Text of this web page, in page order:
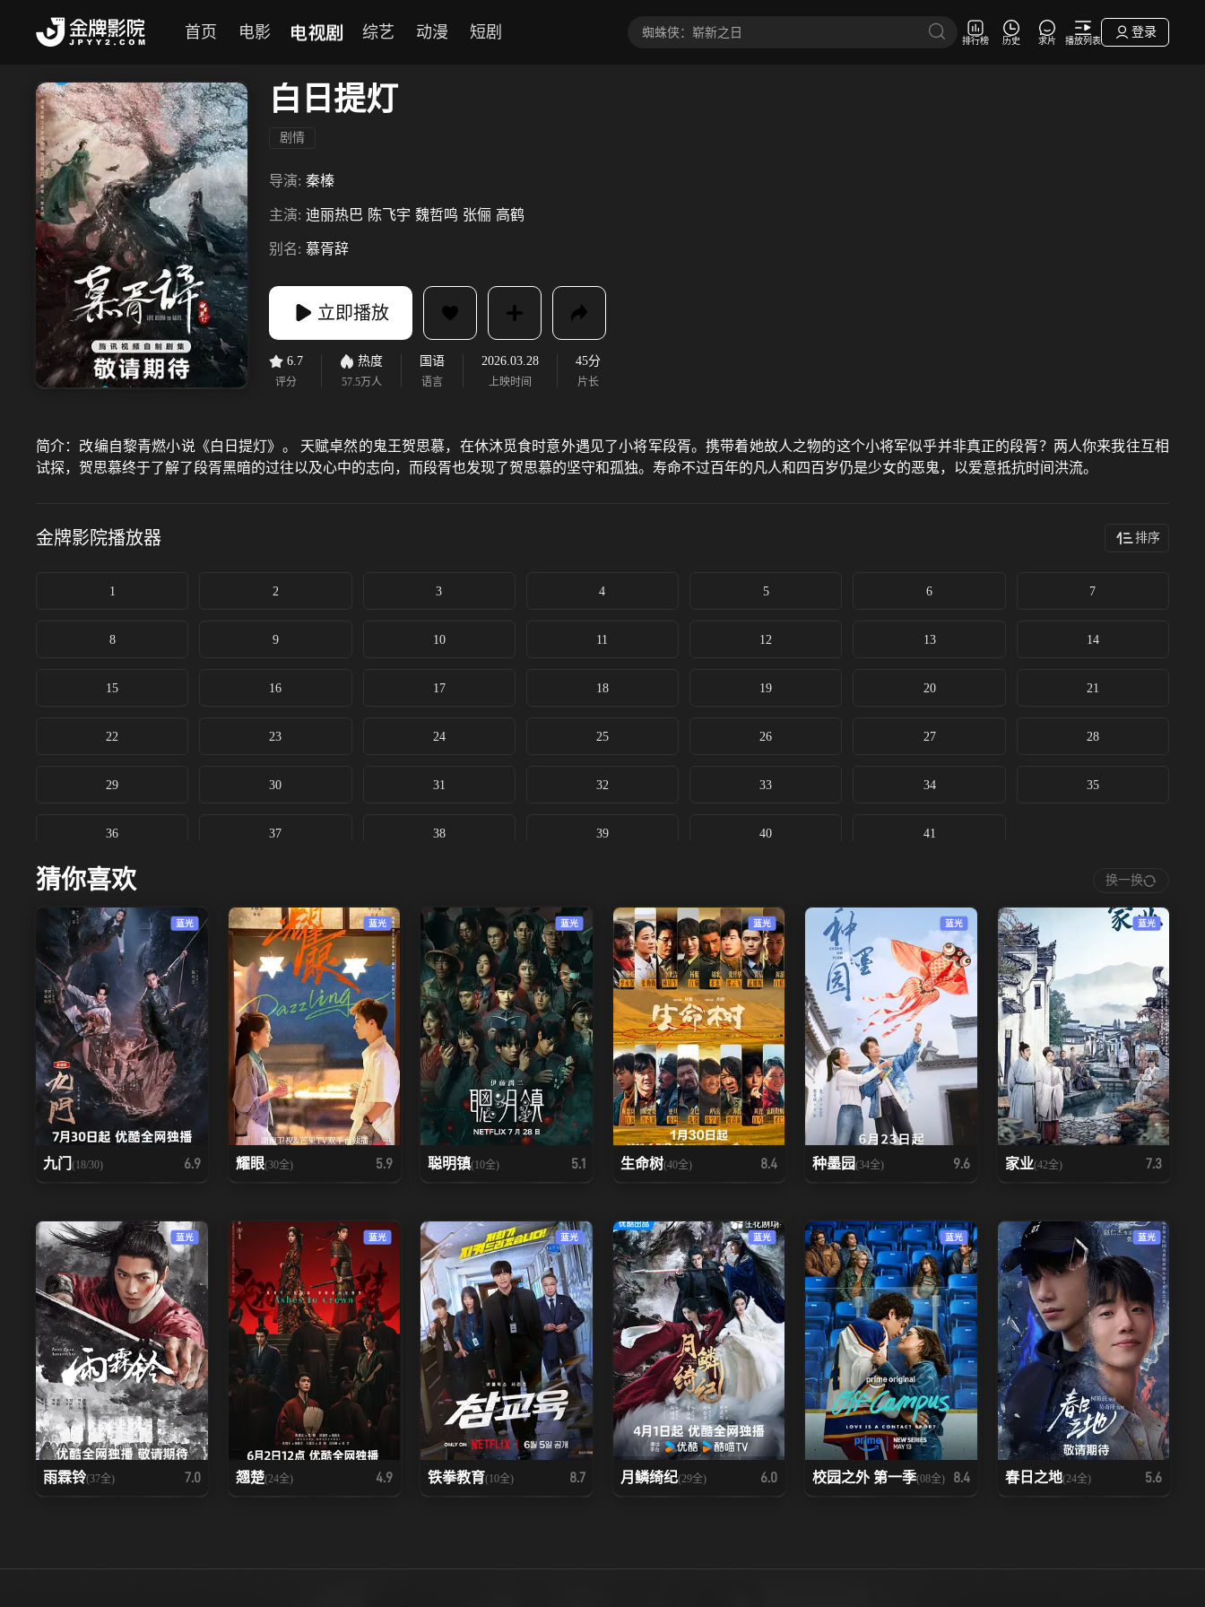
首页 电影 电视剧 综艺 动漫 短剧 排行榜 历史 求片 播放列表
登录
白日提灯
剧情
导演: 秦榛
主演: 迪丽热巴 陈飞宇 魏哲鸣 张俪 高鹤
别名: 慕胥辞
立即播放
6.7
评分
热度
57.5万人
国语
语言
2026.03.28
上映时间
45分
片长
简介： 改编自黎青燃小说《白日提灯》。 天赋卓然的鬼王贺思慕，在休沐觅食时意外遇见了小将军段胥。携带着她故人之物的这个小将军似乎并非真正的段胥？两人你来我往互相
试探，贺思慕终于了解了段胥黑暗的过往以及心中的志向，而段胥也发现了贺思慕的坚守和孤独。寿命不过百年的凡人和四百岁仍是少女的恶鬼，以爱意抵抗时间洪流。
金牌影院播放器 排序
1 2 3 4 5 6 7
8 9 10 11 12 13 14
15 16 17 18 19 20 21
22 23 24 25 26 27 28
29 30 31 32 33 34 35
36 37 38 39 40 41
猜你喜欢 换一换
蓝光
九门 (18/30) 6.9
蓝光
耀眼(30全) 5.9
蓝光
聪明镇(10全) 5.1
蓝光
生命树(40全) 8.4
蓝光
种墨园(34全) 9.6
蓝光
家业(42全) 7.3
蓝光
雨霖铃(37全) 7.0
蓝光
翘楚(24全) 4.9
蓝光
铁拳教育(10全) 8.7
蓝光
月鳞绮纪(29全) 6.0
蓝光
校园之外 第一季(08全) 8.4
蓝光
春日之地(24全) 5.6